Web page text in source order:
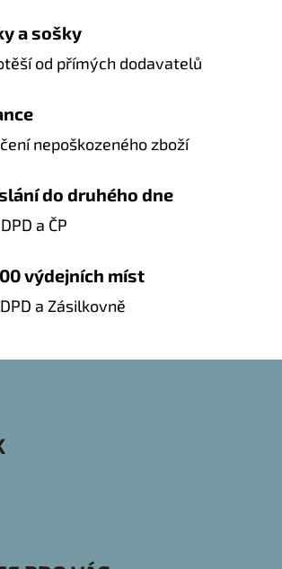
C
Í
V
K
V
I
S
U
Í
a sošky
od přímých dodavatelů
nepoškozeného zboží
do druhého dne
a ČP
výdejních míst
a Zásilkovně